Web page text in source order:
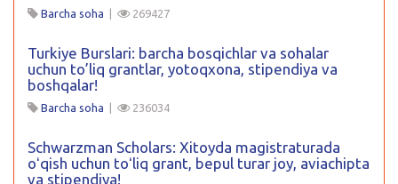
Barcha soha | 269427
Turkiye Burslari: barcha bosqichlar va sohalar
uchun to’liq grantlar, yotoqxona, stipendiya va
boshqalar!
Barcha soha | 236034
Schwarzman Scholars: Xitoyda magistraturada
oʻqish uchun toʻliq grant, bepul turar joy, aviachipta
va stipendiya!